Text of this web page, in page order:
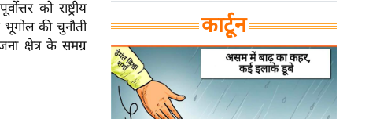
को राष्ट्रीय
भूगोल की चुनौती
क्षेत्र के समग्र
कार्टून